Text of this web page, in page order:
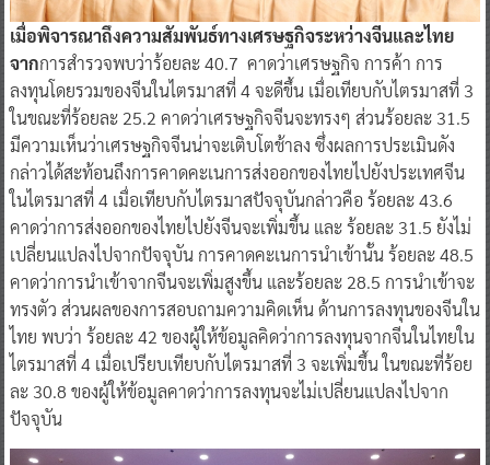
เมื่อพิจารณาถึงความสัมพันธ์ทางเศรษฐกิจระหว่างจีนและไทย
จากการสำรวจพบว่าร้อยละ 40.7 คาดว่าเศรษฐกิจ การค้า การ
ลงทุนโดยรวมของจีนในไตรมาสที่ 4 จะดีขึ้น เมื่อเทียบกับไตรมาสที่ 3
ในขณะที่ร้อยละ 25.2 คาดว่าเศรษฐกิจจีนจะทรงๆ ส่วนร้อยละ 31.5
มีความเห็นว่าเศรษฐกิจจีนน่าจะเติบโตช้าลง ซึ่งผลการประเมินดัง
กล่าวได้สะท้อนถึงการคาดคะเนการส่งออกของไทยไปยังประเทศจีน
ในไตรมาสที่ 4 เมื่อเทียบกับไตรมาสปัจจุบันกล่าวคือ ร้อยละ 43.6
คาดว่าการส่งออกของไทยไปยังจีนจะเพิ่มขึ้น และ ร้อยละ 31.5 ยังไม่
เปลี่ยนแปลงไปจากปัจจุบัน การคาดคะเนการนำเข้านั้น ร้อยละ 48.5
คาดว่าการนำเข้าจากจีนจะเพิ่มสูงขึ้น และร้อยละ 28.5 การนำเข้าจะ
ทรงตัว ส่วนผลของการสอบถามความคิดเห็น ด้านการลงทุนของจีนใน
ไทย พบว่า ร้อยละ 42 ของผู้ให้ข้อมูลคิดว่าการลงทุนจากจีนในไทยใน
ไตรมาสที่ 4 เมื่อเปรียบเทียบกับไตรมาสที่ 3 จะเพิ่มขึ้น ในขณะที่ร้อย
ละ 30.8 ของผู้ให้ข้อมูลคาดว่าการลงทุนจะไม่เปลี่ยนแปลงไปจาก
ปัจจุบัน